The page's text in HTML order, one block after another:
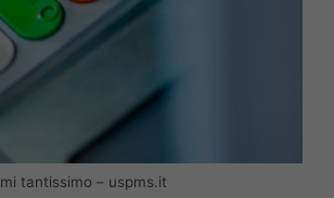
tantissimo – uspms.it